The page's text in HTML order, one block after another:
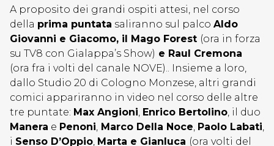
A proposito dei grandi ospiti attesi, nel corso
della prima puntata saliranno sul palco Aldo
Giovanni e Giacomo, il Mago Forest (ora in forza
su TV8 con Gialappa’s Show) e Raul Cremona
(ora fra i volti del canale NOVE).. Insieme a loro,
dallo Studio 20 di Cologno Monzese, altri grandi
comici appariranno in video nel corso delle altre
tre puntate: Max Angioni, Enrico Bertolino, il duo
Manera e Penoni, Marco Della Noce, Paolo Labati,
i Senso D’Oppio, Marta e Gianluca (ora volti del